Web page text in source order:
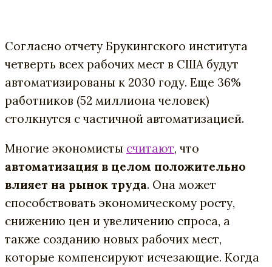
Согласно отчету Брукингского института
четверть всех рабочих мест в США будут
автоматизированы к 2030 году. Еще 36%
работников (52 миллиона человек)
столкнутся с частичной автоматизацией.
Многие экономисты считают, что
автоматизация в целом положительно
влияет на рынок труда. Она может
способствовать экономическому росту,
снижению цен и увеличению спроса, а
также созданию новых рабочих мест,
которые компенсируют исчезающие. Когда